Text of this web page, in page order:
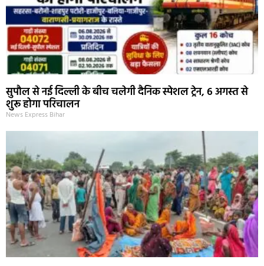
सुपौल से नई दिल्ली के बीच चलेगी दैनिक स्पेशल ट्रेन, 6 अगस्त से
शुरू होगा परिचालन
News Express Bihar